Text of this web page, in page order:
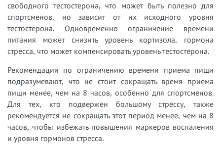
свободного тестостерона, что может быть полезно для
спортсменов, но зависит от их исходного уровня
тестостерона. Одновременно ограничение времени
питания может снизить уровень кортизола, гормона
стресса, что может компенсировать уровень тестостерона.
Рекомендации по ограничению времени приема пищи
подразумевают, что не стоит сокращать время приема
пищи менее, чем на 8 часов, особенно для спортсменов.
Для тех, кто подвержен большому стрессу, также
рекомендуется не сокращать этот период менее, чем на 8
часов, чтобы избежать повышения маркеров воспаления
и уровня гормонов стресса.